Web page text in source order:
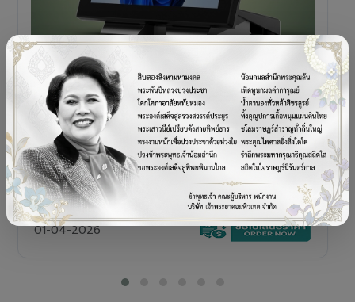
POS TERMINAL
SENOR V+5s
เครื่อง POS All-in-One Touch Screen ดีไซน์พรีเมียม
01-04-2026